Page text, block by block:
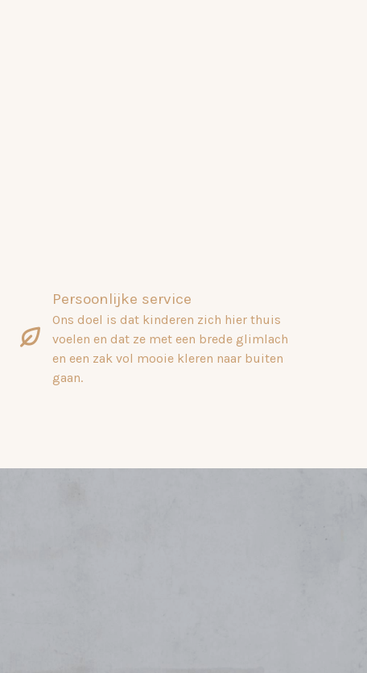
Persoonlijke service
Ons doel is dat kinderen zich hier thuis
voelen en dat ze met een brede glimlach
en een zak vol mooie kleren naar buiten
gaan.